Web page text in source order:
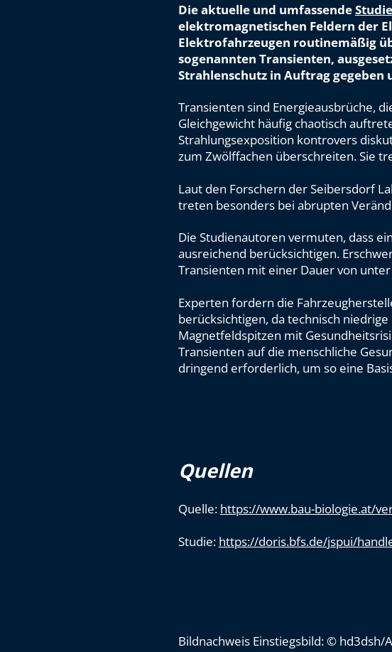
Die aktuelle und umfassendeStudie
elektromagnetischen Feldern der
Elektrofahrzeugen routinemäßig
sogenannten Transienten,
Strahlenschutz in Auftrag
Transienten sind Energieausbrüche,
Gleichgewicht häufig chaotisch
Strahlungsexposition kontrovers
zum Zwölffachen überschreiten. Sie
Laut den Forschern der Seibersdorf
treten besonders bei abrupten
Die Studienautoren vermuten, dass
ausreichend berücksichtigen.
Transienten mit einer Dauer von
Experten fordern die
berücksichtigen, da technisch
Magnetfeldspitzen mit
Transienten auf die menschliche
dringend erforderlich, um so eine
Quellen
Quelle: https://www.bau-biologie.at/
Studie: https://doris.bfs.de/jspui/
Bildnachweis Einstiegsbild: © hd3dsh/